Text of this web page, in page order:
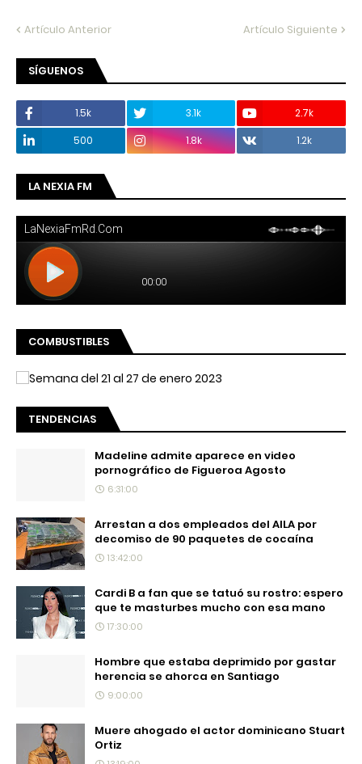
Artículo Anterior Artículo Siguiente
SÍGUENOS
1.5k 3.1k
2.7k
500
1.8k 1.2k
LA NEXIA FM
COMBUSTIBLES
TENDENCIAS
Madeline admite aparece en video
pornográfico de Figueroa Agosto
6:31:00
Arrestan a dos empleados del AILA por
decomiso de 90 paquetes de cocaína
13:42:00
Cardi B a fan que se tatuó su rostro: espero
que te masturbes mucho con esa mano
17:30:00
Hombre que estaba deprimido por gastar
herencia se ahorca en Santiago
9:00:00
Muere ahogado el actor dominicano Stuart
Ortiz